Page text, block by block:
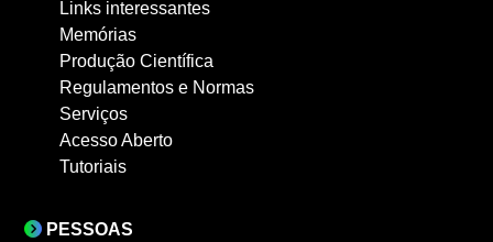
Links interessantes
Memórias
Produção Científica
Regulamentos e Normas
Serviços
Acesso Aberto
Tutoriais
PESSOAS